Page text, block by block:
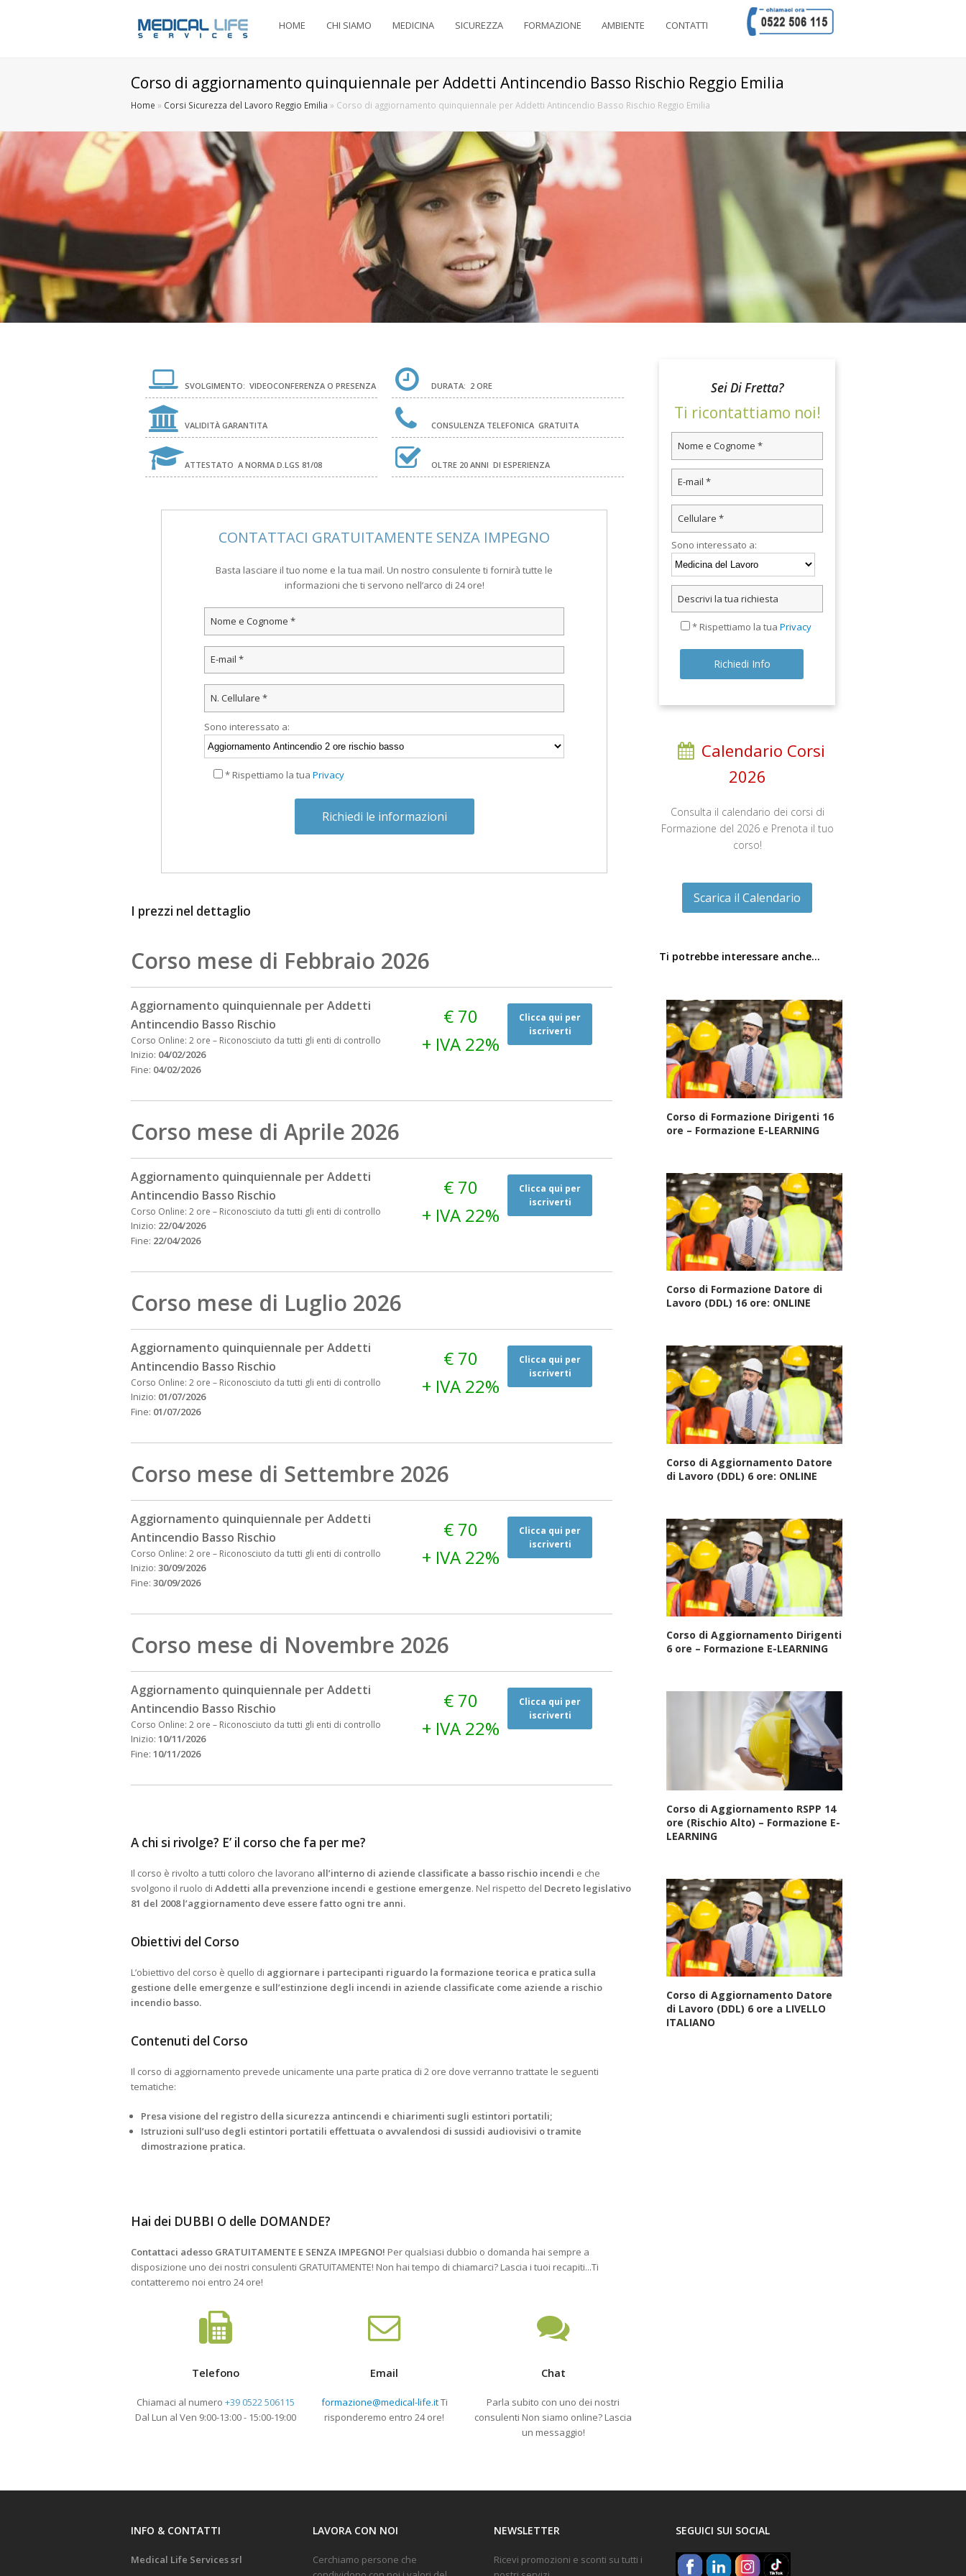
HOME CHI SIAMO MEDICINA SICUREZZA FORMAZIONE AMBIENTE CONTATTI
Corso di aggiornamento quinquiennale per Addetti Antincendio Basso Rischio Reggio Emilia
Home » Corsi Sicurezza del Lavoro Reggio Emilia » Corso di aggiornamento quinquiennale per Addetti Antincendio Basso Rischio Reggio Emilia
SVOLGIMENTO: VIDEOCONFERENZA O PRESENZA
VALIDITÀ GARANTITA
ATTESTATO A NORMA D.LGS 81/08
DURATA: 2 ORE
CONSULENZA TELEFONICA GRATUITA
OLTRE 20 ANNI DI ESPERIENZA
CONTATTACI GRATUITAMENTE SENZA IMPEGNO
Basta lasciare il tuo nome e la tua mail. Un nostro consulente ti fornirà tutte le
informazioni che ti servono nell’arco di 24 ore!
Sono interessato a:
* Rispettiamo la tua Privacy
I prezzi nel dettaglio
Corso mese di Febbraio 2026
Aggiornamento quinquiennale per Addetti
Antincendio Basso Rischio
Corso Online: 2 ore – Riconosciuto da tutti gli enti di controllo
Inizio: 04/02/2026
Fine: 04/02/2026
€ 70
+ IVA 22%
Clicca qui per
iscriverti
Corso mese di Aprile 2026
Aggiornamento quinquiennale per Addetti
Antincendio Basso Rischio
Corso Online: 2 ore – Riconosciuto da tutti gli enti di controllo
Inizio: 22/04/2026
Fine: 22/04/2026
€ 70
+ IVA 22%
Clicca qui per
iscriverti
Corso mese di Luglio 2026
Aggiornamento quinquiennale per Addetti
Antincendio Basso Rischio
Corso Online: 2 ore – Riconosciuto da tutti gli enti di controllo
Inizio: 01/07/2026
Fine: 01/07/2026
€ 70
+ IVA 22%
Clicca qui per
iscriverti
Corso mese di Settembre 2026
Aggiornamento quinquiennale per Addetti
Antincendio Basso Rischio
Corso Online: 2 ore – Riconosciuto da tutti gli enti di controllo
Inizio: 30/09/2026
Fine: 30/09/2026
€ 70
+ IVA 22%
Clicca qui per
iscriverti
Corso mese di Novembre 2026
Aggiornamento quinquiennale per Addetti
Antincendio Basso Rischio
Corso Online: 2 ore – Riconosciuto da tutti gli enti di controllo
Inizio: 10/11/2026
Fine: 10/11/2026
€ 70
+ IVA 22%
Clicca qui per
iscriverti
A chi si rivolge? E’ il corso che fa per me?
Il corso è rivolto a tutti coloro che lavorano all’interno di aziende classificate a basso rischio incendi e che
svolgono il ruolo di Addetti alla prevenzione incendi e gestione emergenze. Nel rispetto del Decreto legislativo
81 del 2008 l’aggiornamento deve essere fatto ogni tre anni.
Obiettivi del Corso
L’obiettivo del corso è quello di aggiornare i partecipanti riguardo la formazione teorica e pratica sulla
gestione delle emergenze e sull’estinzione degli incendi in aziende classificate come aziende a rischio
incendio basso.
Contenuti del Corso
Il corso di aggiornamento prevede unicamente una parte pratica di 2 ore dove verranno trattate le seguenti
tematiche:
Presa visione del registro della sicurezza antincendi e chiarimenti sugli estintori portatili;
Istruzioni sull’uso degli estintori portatili effettuata o avvalendosi di sussidi audiovisivi o tramite
dimostrazione pratica.
Hai dei DUBBI O delle DOMANDE?
Contattaci adesso GRATUITAMENTE E SENZA IMPEGNO! Per qualsiasi dubbio o domanda hai sempre a
disposizione uno dei nostri consulenti GRATUITAMENTE! Non hai tempo di chiamarci? Lascia i tuoi recapiti...Ti
contatteremo noi entro 24 ore!
Telefono
Chiamaci al numero +39 0522 506115
Dal Lun al Ven 9:00-13:00 - 15:00-19:00
Email
formazione@medical-life.itTi
risponderemo entro 24 ore!
Chat
Parla subito con uno dei nostri
consulenti Non siamo online? Lascia
un messaggio!
Sei Di Fretta?
Ti ricontattiamo noi!
Sono interessato a:
* Rispettiamo la tua Privacy
Calendario Corsi
2026
Consulta il calendario dei corsi di
Formazione del 2026 e Prenota il tuo
corso!
Scarica il Calendario
Ti potrebbe interessare anche…
Corso di Formazione Dirigenti 16
ore – Formazione E-LEARNING
Corso di Formazione Datore di
Lavoro (DDL) 16 ore: ONLINE
Corso di Aggiornamento Datore
di Lavoro (DDL) 6 ore: ONLINE
Corso di Aggiornamento Dirigenti
6 ore – Formazione E-LEARNING
Corso di Aggiornamento RSPP 14
ore (Rischio Alto) – Formazione E-
LEARNING
Corso di Aggiornamento Datore
di Lavoro (DDL) 6 ore a LIVELLO
ITALIANO
INFO & CONTATTI
Medical Life Services srl
LAVORA CON NOI
Cerchiamo persone che
NEWSLETTER
Ricevi promozioni e sconti su tutti i
SEGUICI SUI SOCIAL